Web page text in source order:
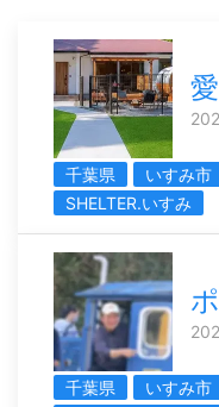
千葉県 いすみ市
SHELTER.いすみ
千葉県 いすみ市